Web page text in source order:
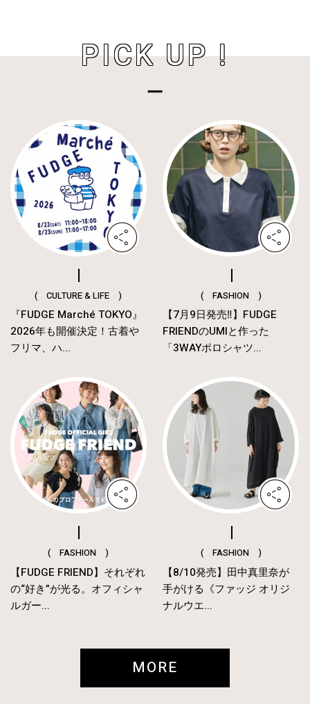
PICK UP !
( CULTURE & LIFE )
『FUDGE Marché TOKYO』
2026年も開催決定！古着や
フリマ、ハ...
( FASHION )
【7月9日発売‼︎】FUDGE
FRIENDのUMIと作った
「3WAYポロシャツ...
( FASHION )
【FUDGE FRIEND】それぞれ
の“好き”が光る。オフィシャ
ルガー...
( FASHION )
【8/10発売】田中真里奈が
手がける《ファッジ オリジ
ナルウエ...
MORE